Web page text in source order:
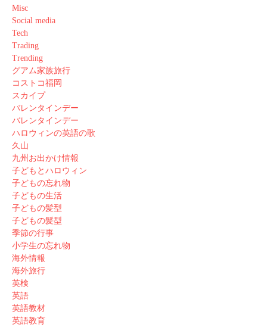
Misc
Social media
Tech
Trading
Trending
グアム家族旅行
コストコ福岡
スカイプ
バレンタインデー
バレンタインデー
ハロウィンの英語の歌
久山
九州お出かけ情報
子どもとハロウィン
子どもの忘れ物
子どもの生活
子どもの髪型
子どもの髪型
季節の行事
小学生の忘れ物
海外情報
海外旅行
英検
英語
英語教材
英語教育